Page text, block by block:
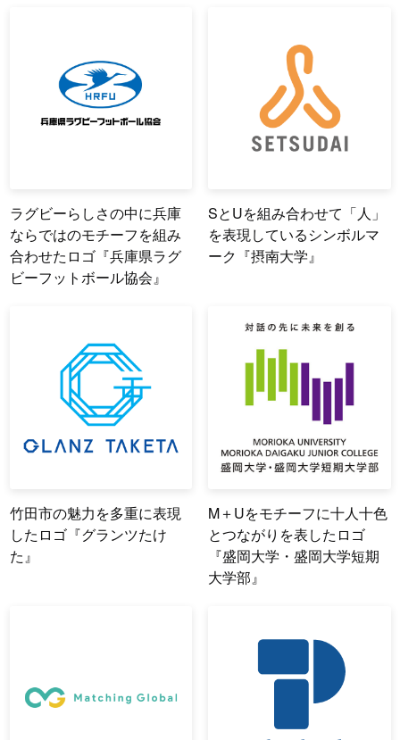
ラグビーらしさの中に兵庫
ならではのモチーフを組み
合わせたロゴ『兵庫県ラグ
ビーフットボール協会』
SとUを組み合わせて「人」
を表現しているシンボルマ
ーク『摂南大学』
竹田市の魅力を多重に表現
したロゴ『グランツたけ
た』
M＋Uをモチーフに十人十色
とつながりを表したロゴ
『盛岡大学・盛岡大学短期
大学部』